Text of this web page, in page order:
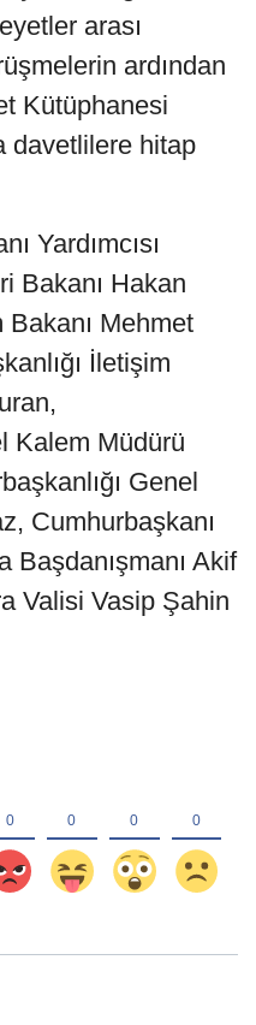
arası
ardından
Kütüphanesi
davetlilere hitap
Yardımcısı
Bakanı Hakan
Mehmet
İletişim
Kalem Müdürü
Genel
Cumhurbaşkanı
Başdanışmanı Akif
Valisi Vasip Şahin